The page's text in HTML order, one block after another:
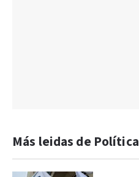
Más leidas de Política